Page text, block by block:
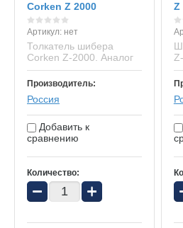
Corken Z 2000
Артикул: нет
Толкатель шибера
Corken Z-2000. Аналог
Производитель:
Россия
Добавить к
сравнению
Количество:
− +
Z